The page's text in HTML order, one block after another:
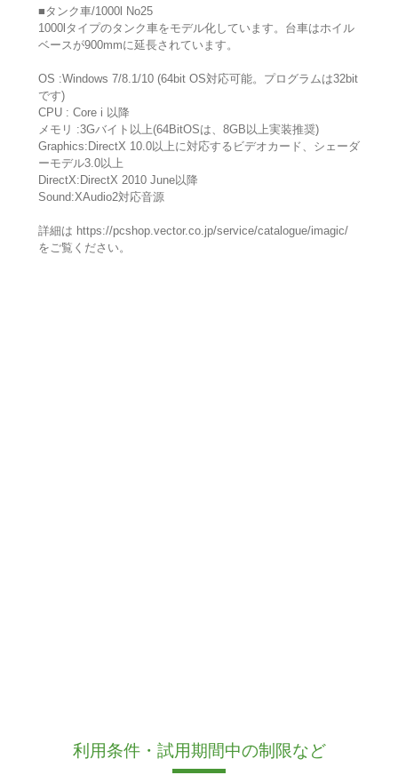
■タンク車/1000l No25
1000lタイプのタンク車をモデル化しています。台車はホイル
ベースが900mmに延長されています。
OS :Windows 7/8.1/10 (64bit OS対応可能。プログラムは32bit
です)
CPU : Core i 以降
メモリ :3Gバイト以上(64BitOSは、8GB以上実装推奨)
Graphics:DirectX 10.0以上に対応するビデオカード、シェーダ
ーモデル3.0以上
DirectX:DirectX 2010 June以降
Sound:XAudio2対応音源
詳細は https://pcshop.vector.co.jp/service/catalogue/imagic/
をご覧ください。
利用条件・試用期間中の制限など